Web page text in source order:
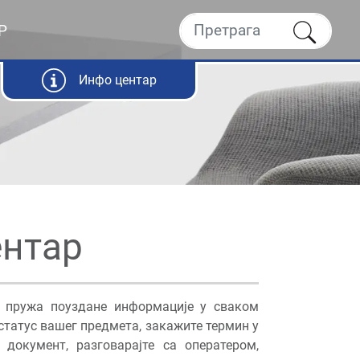
Инфо центар
поуздане информације у сваком
вашег предмета, закажите термин у
разговарајте са оператером,